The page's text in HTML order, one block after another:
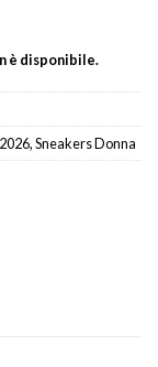
è disponibile.
,Sneakers Donna